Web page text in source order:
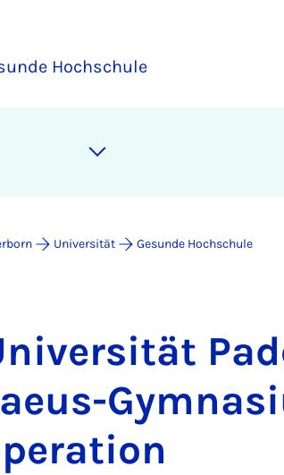
Hochschule
Universität Gesunde Hochschule